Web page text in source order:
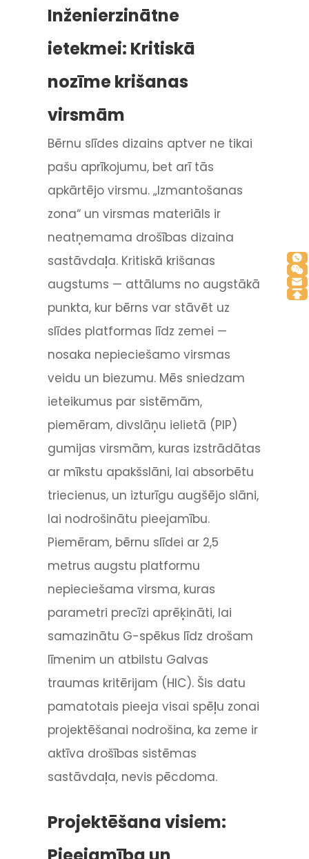
Inženierzinātne
ietekmei: Kritiskā
nozīme krišanas
virsmām
Bērnu slīdes dizains aptver ne tikai
pašu aprīkojumu, bet arī tās
apkārtējo virsmu. „Izmantošanas
zona“ un virsmas materiāls ir
neatņemama drošības dizaina
sastāvdaļa. Kritiskā krišanas
augstums — attālums no augstākā
punkta, kur bērns var stāvēt uz
slīdes platformas līdz zemei —
nosaka nepieciešamo virsmas
veidu un biezumu. Mēs sniedzam
ieteikumus par sistēmām,
piemēram, divslāņu ielietā (PIP)
gumijas virsmām, kuras izstrādātas
ar mīkstu apakšslāni, lai absorbētu
triecienus, un izturīgu augšējo slāni,
lai nodrošinātu pieejamību.
Piemēram, bērnu slīdei ar 2,5
metrus augstu platformu
nepieciešama virsma, kuras
parametri precīzi aprēķināti, lai
samazinātu G-spēkus līdz drošam
līmenim un atbilstu Galvas
traumas kritērijam (HIC). Šis datu
pamatotais pieeja visai spēļu zonai
projektēšanai nodrošina, ka zeme ir
aktīva drošības sistēmas
sastāvdaļa, nevis pēcdoma.
Projektēšana visiem: